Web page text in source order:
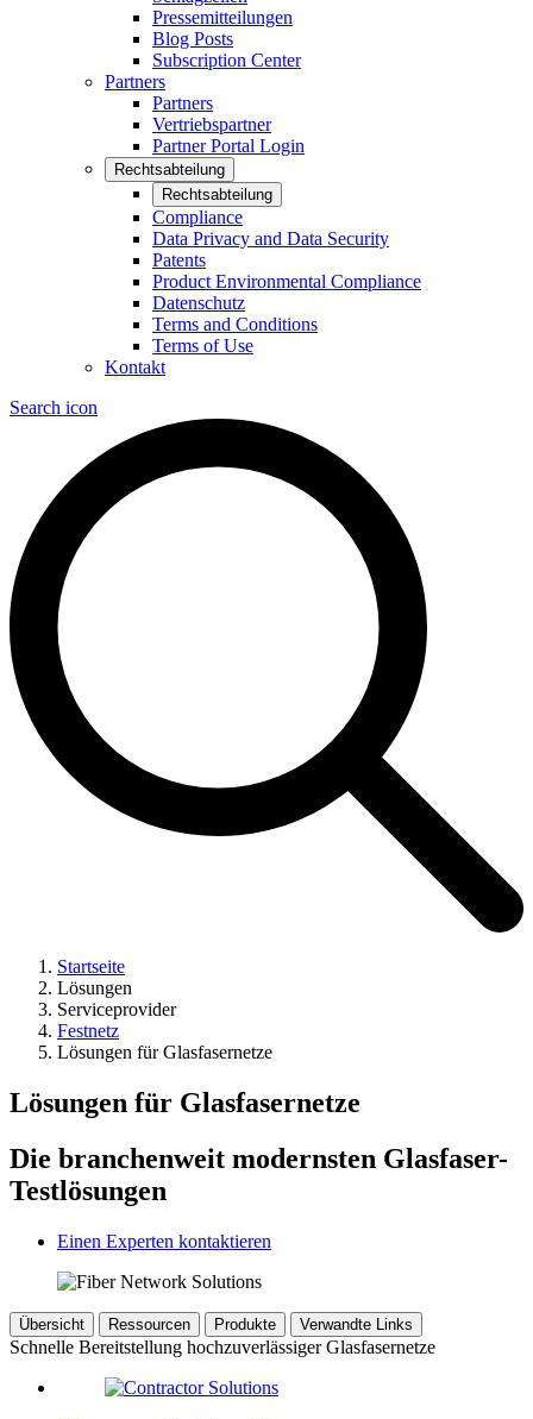
Pressemitteilungen
Blog Posts
Subscription Center
Partners
Partners
Vertriebspartner
Partner Portal Login
Rechtsabteilung
Rechtsabteilung
Compliance
Data Privacy and Data Security
Patents
Product Environmental Compliance
Datenschutz
Terms and Conditions
Terms of Use
Kontakt
Search icon
Startseite
Lösungen
Serviceprovider
Festnetz
Lösungen für Glasfasernetze
Lösungen für Glasfasernetze
Die branchenweit modernsten Glasfaser-
Testlösungen
Einen Experten kontaktieren
Übersicht Ressourcen Produkte Verwandte Links
Schnelle Bereitstellung hochzuverlässiger Glasfasernetze